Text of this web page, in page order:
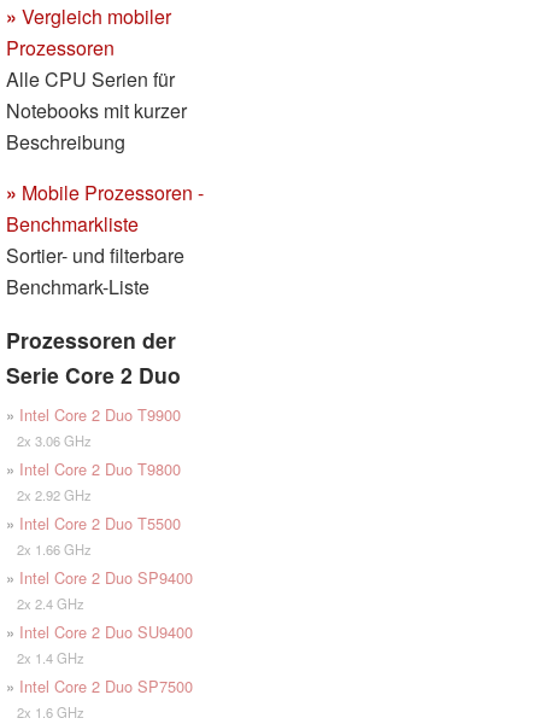
» Vergleich mobiler
Prozessoren
Alle CPU Serien für
Notebooks mit kurzer
Beschreibung
» Mobile Prozessoren -
Benchmarkliste
Sortier- und filterbare
Benchmark-Liste
Prozessoren der
Serie Core 2 Duo
» Intel Core 2 Duo T9900
2x 3.06 GHz
» Intel Core 2 Duo T9800
2x 2.92 GHz
» Intel Core 2 Duo T5500
2x 1.66 GHz
» Intel Core 2 Duo SP9400
2x 2.4 GHz
» Intel Core 2 Duo SU9400
2x 1.4 GHz
» Intel Core 2 Duo SP7500
2x 1.6 GHz